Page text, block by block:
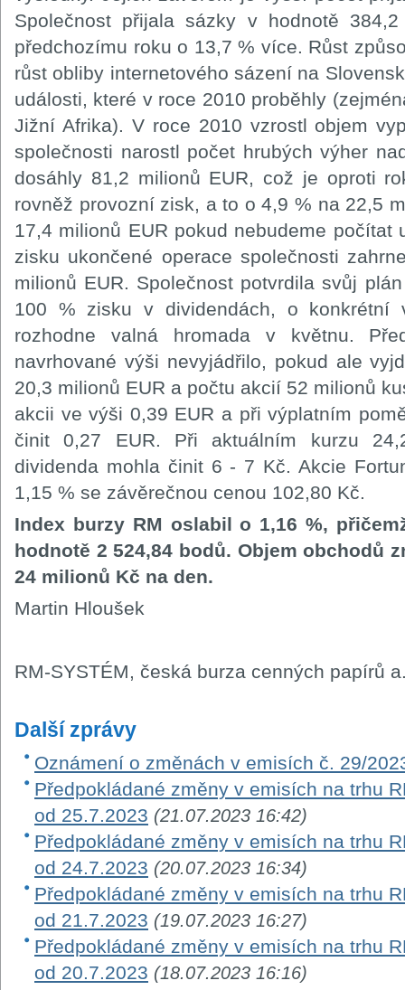
Společnost přijala sázky v hodnotě
předchozímu roku o 13,7 % více. Růst
růst obliby internetového sázení na
události, které v roce 2010 proběhly
Jižní Afrika). V roce 2010 vzrostl objem
společnosti narostl počet hrubých výher
dosáhly 81,2 milionů EUR, což je oproti
rovněž provozní zisk, a to o 4,9 % na 22,5
17,4 milionů EUR pokud nebudeme počítat
zisku ukončené operace společnosti
milionů EUR. Společnost potvrdila svůj
100 % zisku v dividendách, o konkrétní
rozhodne valná hromada v květnu.
navrhované výši nevyjádřilo, pokud ale
20,3 milionů EUR a počtu akcií 52 milionů
akcii ve výši 0,39 EUR a při výplatním
činit 0,27 EUR. Při aktuálním kurzu
dividenda mohla činit 6 - 7 Kč. Akcie
1,15 % se závěrečnou cenou 102,80 Kč.
Index burzy RM oslabil o 1,16 %,
hodnotě 2 524,84 bodů. Objem obchodů
24 milionů Kč na den.
Martin Hloušek
RM-SYSTÉM, česká burza cenných papírů
Další zprávy
Oznámení o změnách v emisích č. 29/
Předpokládané změny v emisích na trhu
od 25.7.2023 (21.07.2023 16:42)
Předpokládané změny v emisích na trhu
od 24.7.2023 (20.07.2023 16:34)
Předpokládané změny v emisích na trhu
od 21.7.2023 (19.07.2023 16:27)
Předpokládané změny v emisích na trhu
od 20.7.2023 (18.07.2023 16:16)